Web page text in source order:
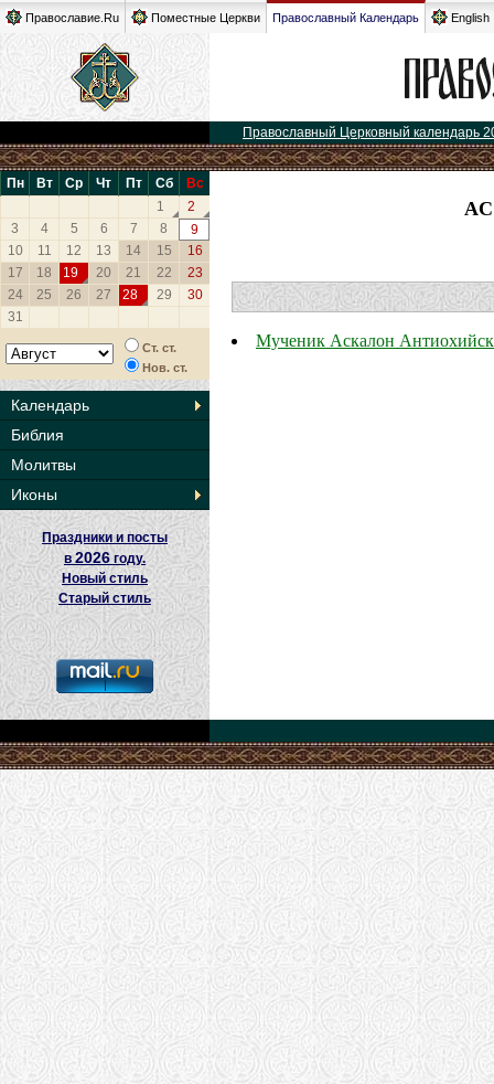
Православие.Ru Поместные Церкви Православный Календарь English
Православный Церковный календарь
Пн Вт Ср Чт Пт Сб
Вс
1
2
3
4 5 6 7 8
9
10
11 12 13 14 15
16
17
18 19 20 21 22
23
24
25 26 27 28 29
30
31
Ст. ст.
Нов. ст.
Календарь
Библия
Молитвы
Иконы
Праздники и посты
в2026 году.
Новый стиль
Старый стиль
Мученик Аскалон